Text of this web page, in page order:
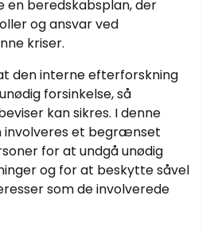
en beredskabsplan, der
og ansvar ved
kriser.
den interne efterforskning
forsinkelse, så
kan sikres. I denne
involveres et begrænset
for at undgå unødig
og for at beskytte såvel
som de involverede